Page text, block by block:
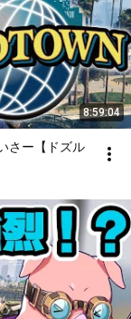
8:59:04
さー【ドズル